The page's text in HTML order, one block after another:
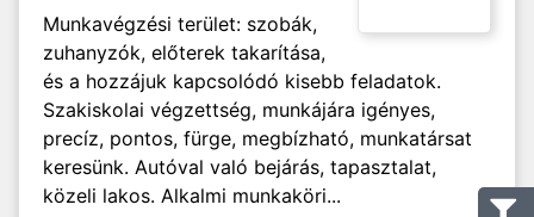
Munkavégzési terület: szobák,
zuhanyzók, előterek takarítása,
és a hozzájuk kapcsolódó kisebb feladatok.
Szakiskolai végzettség, munkájára igényes,
precíz, pontos, fürge, megbízható, munkatársat
keresünk. Autóval való bejárás, tapasztalat,
közeli lakos. Alkalmi munkaköri...